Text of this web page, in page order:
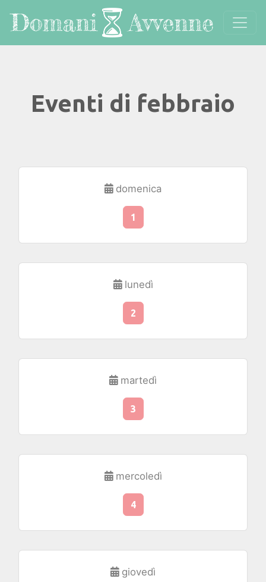
Eventi di febbraio
domenica
1
lunedì
2
martedì
3
mercoledì
4
giovedì